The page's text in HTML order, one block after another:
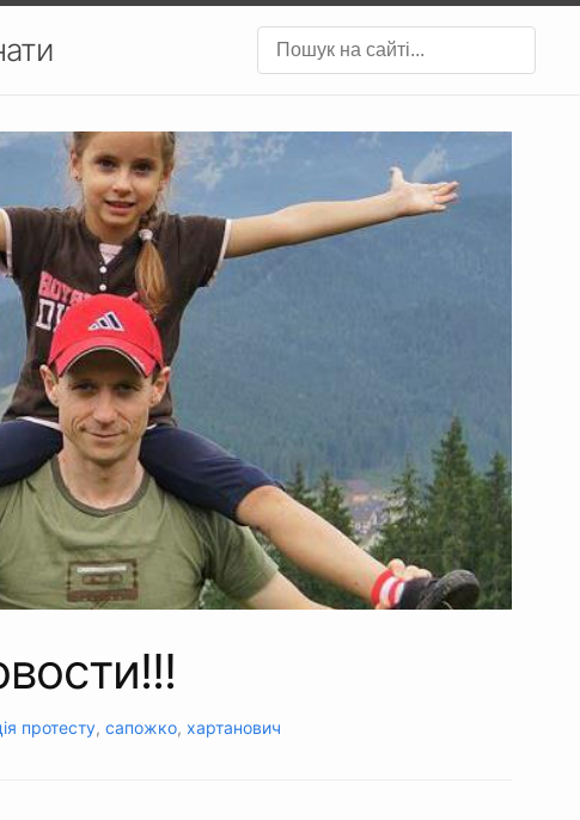
протесту, сапожко, хартанович